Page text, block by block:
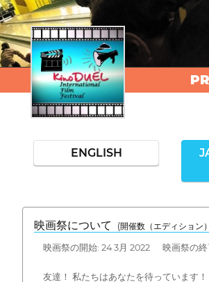
ENGLISH
映画祭について (開催数（エディション
映画祭の開始: 24 3月 2022 映画祭の終
友達！ 私たちはあなたを待っています